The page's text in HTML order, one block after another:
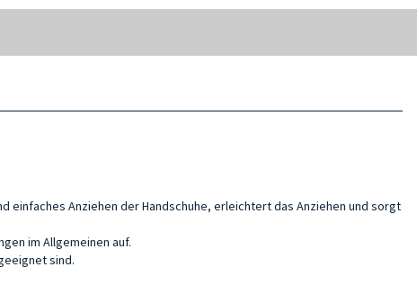
einfaches Anziehen der Handschuhe, erleichtert das Anziehen und sorgt
im Allgemeinen auf.
sind.